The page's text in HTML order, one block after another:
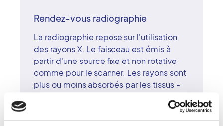
Rendez-vous radiographie
La radiographie repose sur l'utilisation
des rayons X. Le faisceau est émis à
partir d'une source fixe et non rotative
comme pour le scanner. Les rayons sont
plus ou moins absorbés par les tissus -
derniers - avant d'être recueillis sur une
pellicule photosensible placée derrière